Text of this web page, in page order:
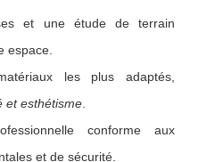
et une étude de terrain
espace.
les plus adaptés,
et esthétisme.
conforme aux
et de sécurité.